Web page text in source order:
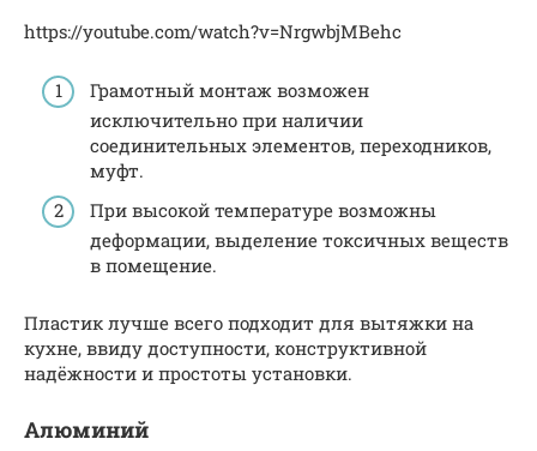
https://youtube.com/watch?v=NrgwbjMBehc
Грамотный монтаж возможен
исключительно при наличии
соединительных элементов, переходников,
муфт.
При высокой температуре возможны
деформации, выделение токсичных веществ
в помещение.
Пластик лучше всего подходит для вытяжки на
кухне, ввиду доступности, конструктивной
надёжности и простоты установки.
Алюминий